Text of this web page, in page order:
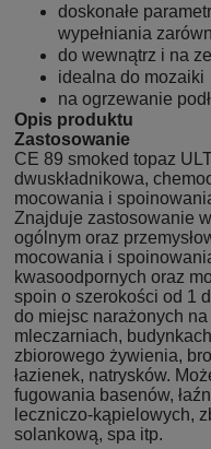
doskonałe
wypełniania
do wewnątrz i na
idealna do mozaiki
na ogrzewanie
Opis produktu
Zastosowanie
CE 89 smoked topaz
dwuskładnikowa,
mocowania i
Znajduje zastosowanie
ogólnym oraz
mocowania i
kwasoodpornych oraz
spoin o szerokości od 1
do miejsc narażonych
mleczarniach,
zbiorowe­go żywienia,
łazienek, natrysków.
fugowania basenów,
leczniczo-kąpielowych,
solankową, spa itp.